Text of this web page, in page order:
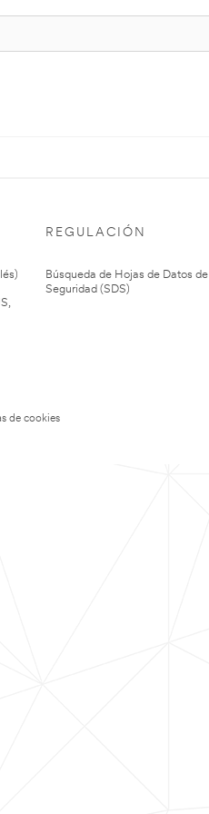
REGULACIÓN
Búsqueda de Hojas de Datos de
Seguridad (SDS)
de cookies